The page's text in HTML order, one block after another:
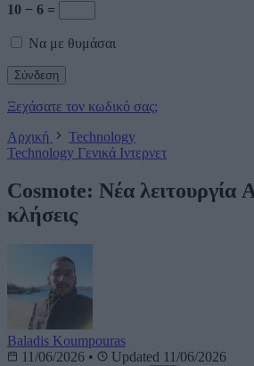
10 − 6 =
Να με θυμάσαι
Ξεχάσατε τον κωδικό σας;
Αρχική
Technology
Technology Γενικά Ιντερνετ
Cosmote: Νέα λειτουργία
κλήσεις
Baladis Koumpouras
11/06/2026 •
Updated 11/06/2026